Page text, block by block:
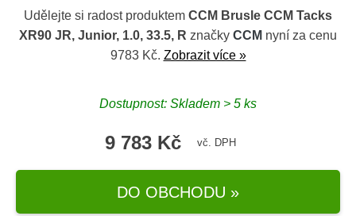
Udělejte si radost produktem CCM Brusle CCM Tacks
XR90 JR, Junior, 1.0, 33.5, R značky CCM nyní za cenu
9783 Kč. Zobrazit více »
Dostupnost: Skladem > 5 ks
9 783 Kč vč. DPH
DO OBCHODU »